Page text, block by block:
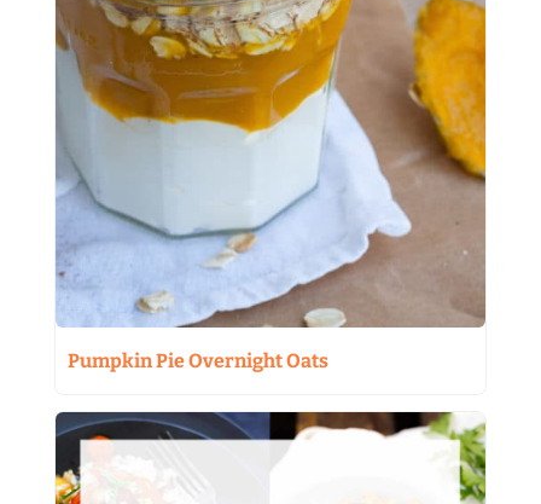
Pumpkin Pie Overnight Oats